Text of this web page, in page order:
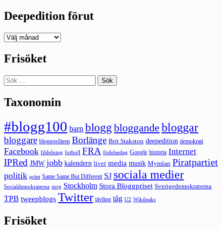
Deepedition förut
Deepedition
Frisöket
Sök
efter:
Taxonomin
#blogg100 barn blogg bloggande bloggar
bloggare bloggosfären Borlänge Brit Stakston deepedition demokrati
Facebook fildelning fotboll FRA födelsedag Google historia Internet
IPRed JMW jobb kalendern livet media musik Mymlan Piratpartiet
politik präst Same Same But Different SJ sociala medier
Socialdemokraterna sorg Stockholm Stora Bloggpriset Sverigedemokraterna
TPB tweepblogs Twitter tävling tåg U2 Wikileaks
Frisöket